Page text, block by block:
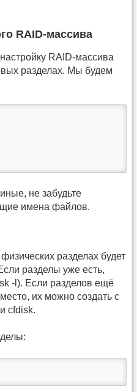
RAID-массива
RAID-массива
разделах. Мы будем
не забудьте
имена файлов.
разделах будет
разделы уже есть,
-l). Если разделов ещё
их можно создать с
cfdisk.